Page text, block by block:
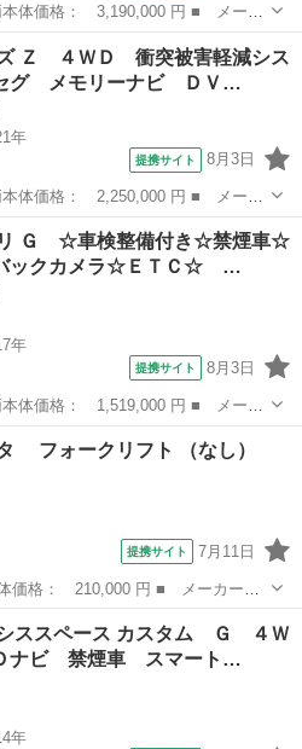
Ｖ４ ■ グレード名： Ｇ Ｚパ
システム バックカメラ ＥＴＣ
ズ Ｚ ４ＷＤ 衝突被害軽減シス
グ メモリーナビ ＤＶ…
年
提携サイト 8月3日
ズ ■ グレード名： Ｚ ４Ｗ
セグ メモリーナビ ＤＶＤ再生
リ Ｇ ☆車検整備付き☆禁煙車☆
ックカメラ☆ＥＴＣ☆ …
年
提携サイト 8月3日
ムリ ■ グレード名： Ｇ ☆車検
ックカメラ☆ＥＴＣ☆ トヨタセー
フォークリフト （なし）
提携サイト 7月11日
■ グレード名： フォークリ
枚数： 0 ■ ミッション： MT ■...
シススペース カスタム Ｇ ４Ｗ
ナビ 禁煙車 スマート…
年